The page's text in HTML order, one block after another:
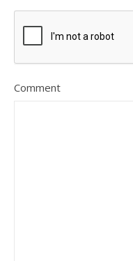
Comment